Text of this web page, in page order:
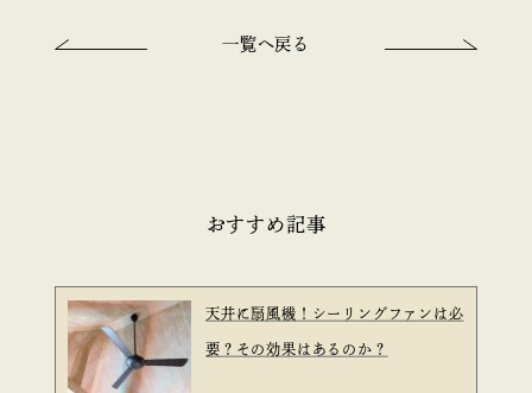
一覧へ戻る
おすすめ記事
天井に扇風機！シーリングファンは必
要？その効果はあるのか？